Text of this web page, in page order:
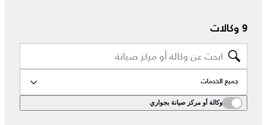
9 وكالات
جميع الخدمات
وكالة أو مركز صيانة بجواري